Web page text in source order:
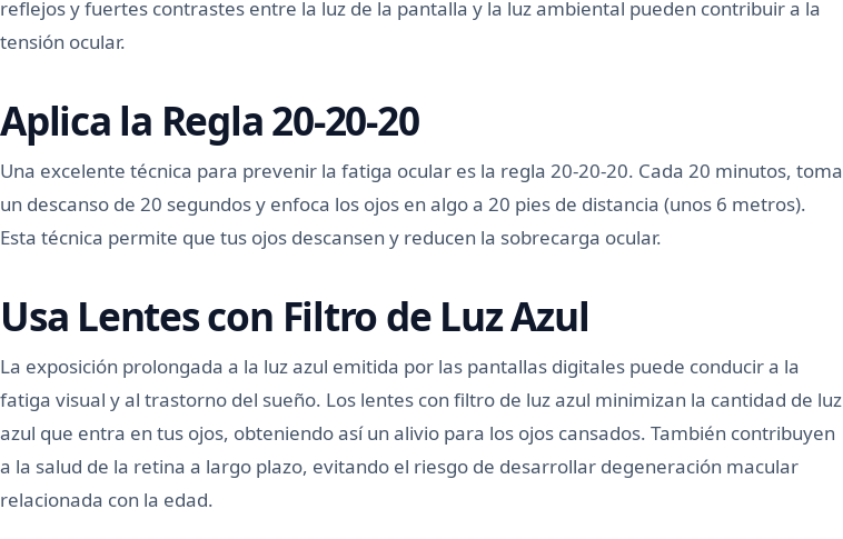
reflejos y fuertes contrastes entre la luz de la pantalla y la luz ambiental pueden contribuir a la
tensión ocular.
Aplica la Regla 20-20-20
Una excelente técnica para prevenir la fatiga ocular es la regla 20-20-20. Cada 20 minutos, toma
un descanso de 20 segundos y enfoca los ojos en algo a 20 pies de distancia (unos 6 metros).
Esta técnica permite que tus ojos descansen y reducen la sobrecarga ocular.
Usa Lentes con Filtro de Luz Azul
La exposición prolongada a la luz azul emitida por las pantallas digitales puede conducir a la
fatiga visual y al trastorno del sueño. Los lentes con filtro de luz azul minimizan la cantidad de luz
azul que entra en tus ojos, obteniendo así un alivio para los ojos cansados. También contribuyen
a la salud de la retina a largo plazo, evitando el riesgo de desarrollar degeneración macular
relacionada con la edad.